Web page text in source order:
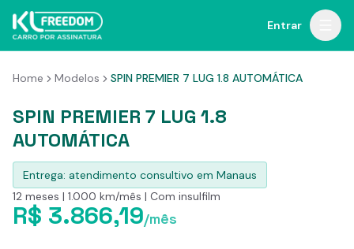
Entrar
Home Modelos SPIN PREMIER 7 LUG 1.8 AUTOMÁTICA
SPIN PREMIER 7 LUG 1.8
AUTOMÁTICA
Entrega: atendimento consultivo em Manaus
12 meses | 1.000 km/mês | Com insulfilm
R$ 3.866,19/mês